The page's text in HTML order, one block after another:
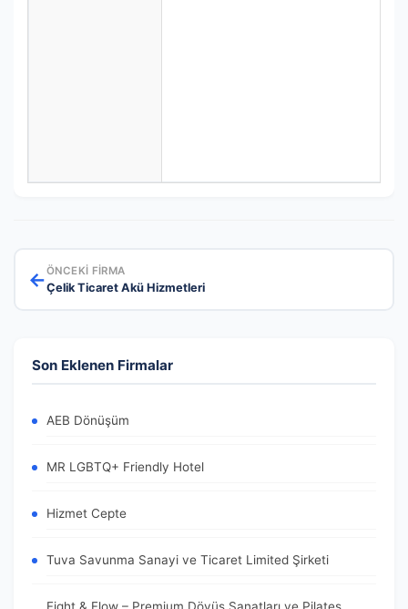
←ÖNCEKI FIRMA
Çelik Ticaret Akü Hizmetleri
Son Eklenen Firmalar
AEB Dönüşüm
MR LGBTQ+ Friendly Hotel
Hizmet Cepte
Tuva Savunma Sanayi ve Ticaret Limited Şirketi